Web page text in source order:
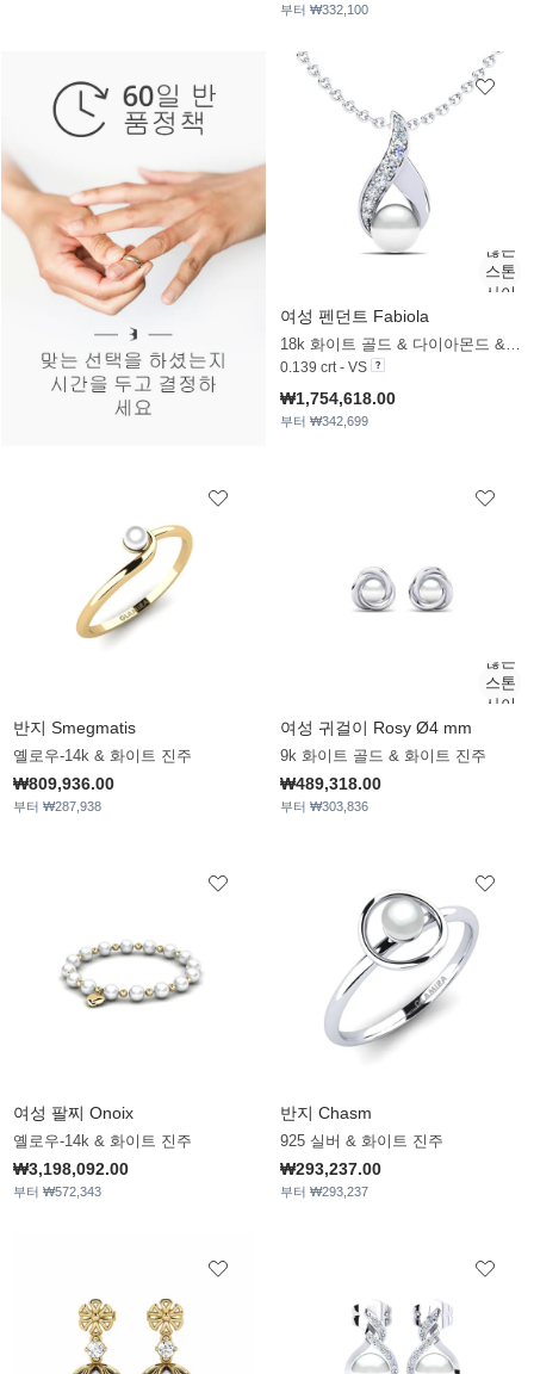
부터 ₩332,100
여성 펜던트 Fabiola
18k 화이트 골드 & 다이아몬드 & 화이트 진주
0.139 crt - VS
₩1,754,618.00
부터 ₩342,699
반지 Smegmatis
옐로우-14k & 화이트 진주
₩809,936.00
부터 ₩287,938
여성 귀걸이 Rosy Ø4 mm
9k 화이트 골드 & 화이트 진주
₩489,318.00
부터 ₩303,836
여성 팔찌 Onoix
옐로우-14k & 화이트 진주
₩3,198,092.00
부터 ₩572,343
반지 Chasm
925 실버 & 화이트 진주
₩293,237.00
부터 ₩293,237